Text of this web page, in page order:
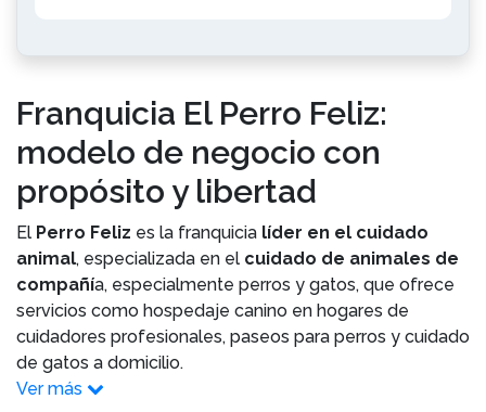
Franquicia El Perro Feliz:
modelo de negocio con
propósito y libertad
El Perro Feliz es la franquicia líder en el cuidado
animal, especializada en el cuidado de animales de
compañía, especialmente perros y gatos, que ofrece
servicios como hospedaje canino en hogares de
cuidadores profesionales, paseos para perros y cuidado
de gatos a domicilio.
Ver más